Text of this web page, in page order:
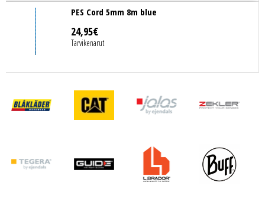
PES Cord 5mm 8m blue
24,95€
Tarvikenarut